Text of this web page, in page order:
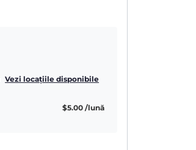
Vezi locațiile disponibile
$5.00 /lună